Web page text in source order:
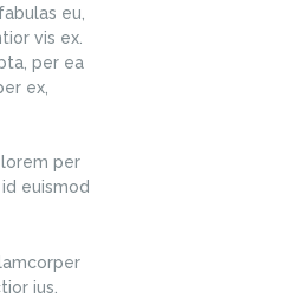
eu,
vis ex.
per ea
ex,
per
euismod
ius.